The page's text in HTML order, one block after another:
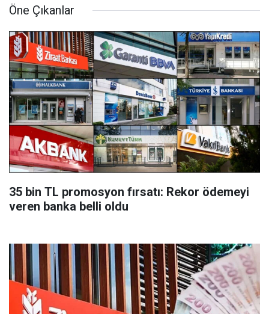
Öne Çıkanlar
35 bin TL promosyon fırsatı: Rekor ödemeyi
veren banka belli oldu